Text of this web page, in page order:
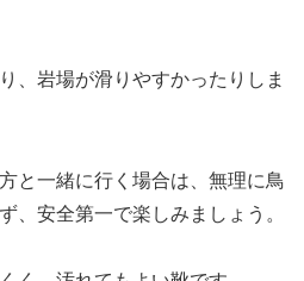
、岩場が滑りやすかったりしま
と一緒に行く場合は、無理に鳥
、安全第一で楽しみましょう。